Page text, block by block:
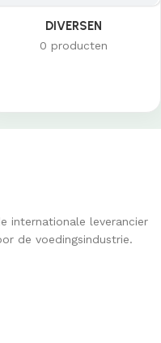
DIVERSEN
0 producten
internationale leverancier
de voedingsindustrie.